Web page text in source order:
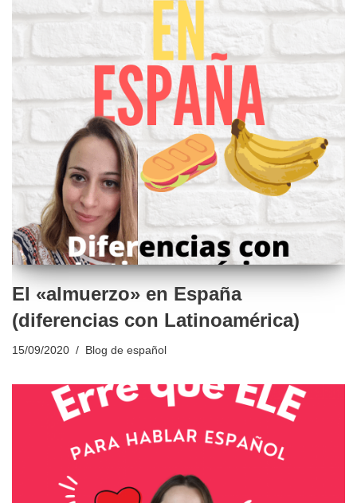
El «almuerzo» en España
(diferencias con Latinoamérica)
15/09/2020 Blog de español